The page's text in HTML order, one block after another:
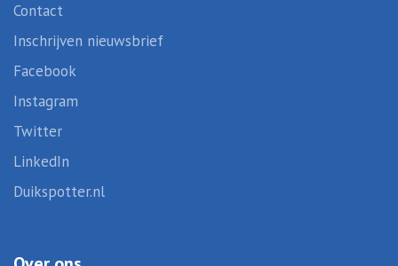
Contact
Inschrijven nieuwsbrief
Facebook
Instagram
Twitter
LinkedIn
Duikspotter.nl